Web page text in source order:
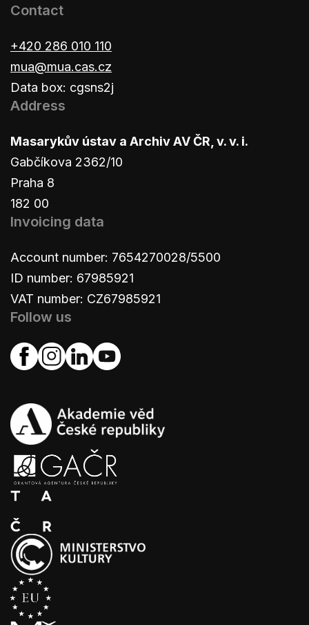
Contact
+420 286 010 110
mua@mua.cas.cz
Data box: cgsns2j
Address
Masarykův ústav a Archiv AV ČR, v. v. i.
Gabčíkova 2362/10
Praha 8
182 00
Invoicing data
Account number: 7654270028/5500
ID number: 67985921
VAT number: CZ67985921
Follow us